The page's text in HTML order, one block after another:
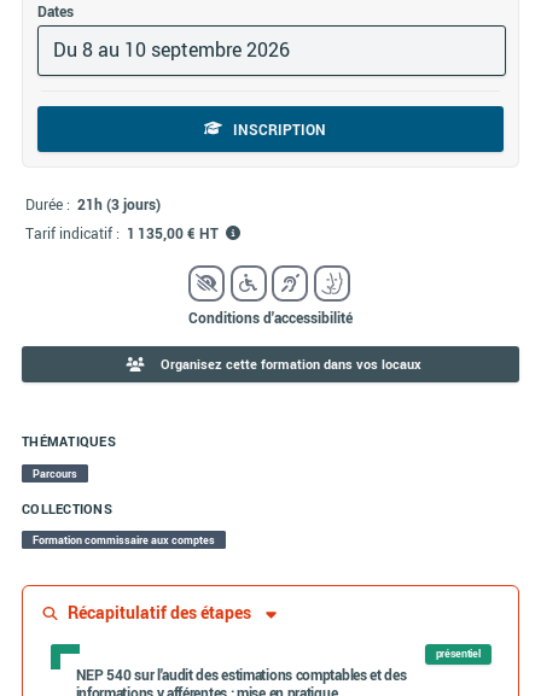
THÉMATIQUES
Parcours
COLLECTIONS
Formation commissaire aux comptes
Récapitulatif des étapes
présentiel
NEP 540 sur l'audit des estimations comptables et des
Dates
Du 8 au 10 septembre 2026
INSCRIPTION
Durée : 21h (3 jours)
Tarif indicatif : 1 135,00 € HT
Conditions d'accessibilité
Organisez cette formation dans vos locaux